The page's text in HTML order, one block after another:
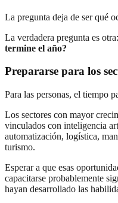
La pregunta deja de ser qué
La verdadera pregunta es otra:
termine el año?
Prepararse para los
Para las personas, el tiempo
Los sectores con mayor
vinculados con inteligencia
automatización, logística,
turismo.
Esperar a que esas
capacitarse probablemente
hayan desarrollado las